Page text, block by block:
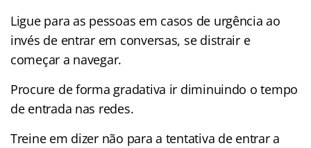
Ligue para as pessoas em casos de urgência ao
invés de entrar em conversas, se distrair e
começar a navegar.
Procure de forma gradativa ir diminuindo o tempo
de entrada nas redes.
Treine em dizer não para a tentativa de entrar a